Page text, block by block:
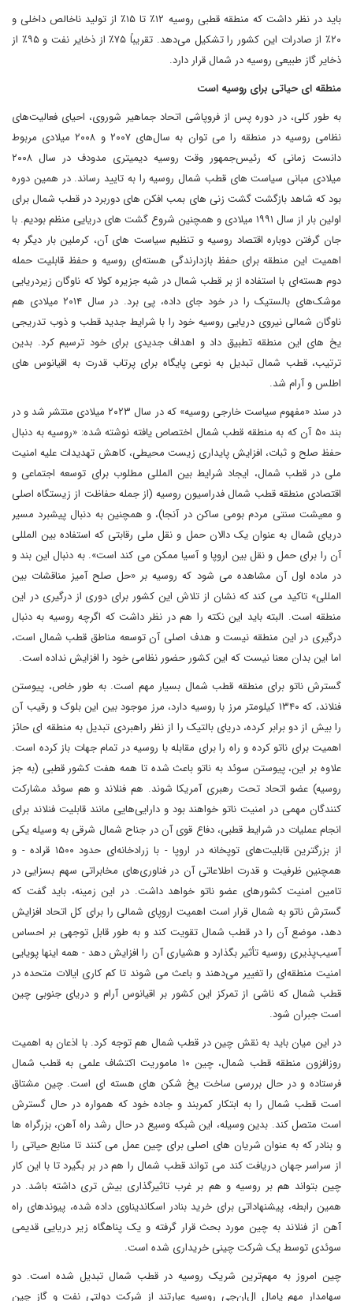
باید در نظر داشت که منطقه قطبی روسیه ۱۲٪ تا ۱۵٪ از تولید ناخالص داخلی و
۲۰٪ از صادرات این کشور را تشکیل می‌دهد. تقریباً ۷۵٪ از ذخایر نفت و ۹۵٪ از
ذخایر گاز طبیعی روسیه در شمال قرار دارد.
منطقه ای حیاتی برای روسیه است
به طور کلی، در دوره پس از فروپاشی اتحاد جماهیر شوروی، احیای فعالیت‌های
نظامی روسیه در منطقه را می توان به سال‌های ۲۰۰۷ و ۲۰۰۸ میلادی مربوط
دانست زمانی که رئیس‌جمهور وقت روسیه دیمیتری مدودف در سال ۲۰۰۸
میلادی مبانی سیاست های قطب شمال روسیه را به تایید رساند. در همین دوره
بود که شاهد بازگشت گشت زنی های بمب افکن های دوربرد در قطب شمال برای
اولین بار از سال ۱۹۹۱ میلادی و همچنین شروع گشت های دریایی منظم بودیم. با
جان گرفتن دوباره اقتصاد روسیه و تنظیم سیاست های آن، کرملین بار دیگر به
اهمیت این منطقه برای حفظ بازدارندگی هسته‌ای روسیه و حفظ قابلیت حمله
دوم هسته‌ای با استفاده از بر قطب شمال در شبه جزیره کولا که ناوگان زیردریایی
موشک‌های بالستیک را در خود جای داده، پی برد. در سال ۲۰۱۴ میلادی هم
ناوگان شمالی نیروی دریایی روسیه خود را با شرایط جدید قطب و ذوب تدریجی
یخ های این منطقه تطبیق داد و اهداف جدیدی برای خود ترسیم کرد. بدین
ترتیب، قطب شمال تبدیل به نوعی پایگاه برای پرتاب قدرت به اقیانوس های
اطلس و آرام شد.
در سند «مفهوم سیاست خارجی روسیه» که در سال ۲۰۲۳ میلادی منتشر شد و در
بند ۵۰ آن که به منطقه قطب شمال اختصاص یافته نوشته شده: «روسیه به دنبال
حفظ صلح و ثبات، افزایش پایداری زیست محیطی، کاهش تهدیدات علیه امنیت
ملی در قطب شمال، ایجاد شرایط بین المللی مطلوب برای توسعه اجتماعی و
اقتصادی منطقه قطب شمال فدراسیون روسیه (از جمله حفاظت از زیستگاه اصلی
و معیشت سنتی مردم بومی ساکن در آنجا)، و همچنین به دنبال پیشبرد مسیر
دریای شمال به عنوان یک دالان حمل و نقل ملی رقابتی که استفاده بین المللی
آن را برای حمل و نقل بین اروپا و آسیا ممکن می کند است». به دنبال این بند و
در ماده اول آن مشاهده می شود که روسیه بر «حل صلح آمیز مناقشات بین
المللی» تاکید می کند که نشان از تلاش این کشور برای دوری از درگیری در این
منطقه است. البته باید این نکته را هم در نظر داشت که اگرچه روسیه به دنبال
درگیری در این منطقه نیست و هدف اصلی آن توسعه مناطق قطب شمال است،
اما این بدان معنا نیست که این کشور حضور نظامی خود را افزایش نداده است.
گسترش ناتو برای منطقه قطب شمال بسیار مهم است. به طور خاص، پیوستن
فنلاند، که ۱۳۴۰ کیلومتر مرز با روسیه دارد، مرز موجود بین این بلوک و رقیب آن
را بیش از دو برابر کرده، دریای بالتیک را از نظر راهبردی تبدیل به منطقه ای حائز
اهمیت برای ناتو کرده و راه را برای مقابله با روسیه در تمام جهات باز کرده است.
علاوه بر این، پیوستن سوئد به ناتو باعث شده تا همه هفت کشور قطبی (به جز
روسیه) عضو اتحاد تحت رهبری آمریکا شوند. هم فنلاند و هم سوئد مشارکت
کنندگان مهمی در امنیت ناتو خواهند بود و دارایی‌هایی مانند قابلیت فنلاند برای
انجام عملیات در شرایط قطبی، دفاع قوی آن در جناح شمال شرقی به وسیله یکی
از بزرگترین قابلیت‌های توپخانه در اروپا - با زرادخانه‌ای حدود ۱۵۰۰ قراده - و
همچنین ظرفیت و قدرت اطلاعاتی آن در فناوری‌های مخابراتی سهم بسزایی در
تامین امنیت کشورهای عضو ناتو خواهد داشت. در این زمینه، باید گفت که
گسترش ناتو به شمال قرار است اهمیت اروپای شمالی را برای کل اتحاد افزایش
دهد، موضع آن را در قطب شمال تقویت کند و به طور قابل توجهی بر احساس
آسیب‌پذیری روسیه تأثیر بگذارد و هشیاری آن را افزایش دهد - همه اینها پویایی
امنیت منطقه‌ای را تغییر می‌دهند و باعث می شوند تا کم کاری ایالات متحده در
قطب شمال که ناشی از تمرکز این کشور بر اقیانوس آرام و دریای جنوبی چین
است جبران شود.
در این میان باید به نقش چین در قطب شمال هم توجه کرد. با اذعان به اهمیت
روزافزون منطقه قطب شمال، چین ۱۰ ماموریت اکتشاف علمی به قطب شمال
فرستاده و در حال بررسی ساخت یخ شکن های هسته ای است. چین مشتاق
است قطب شمال را به ابتکار کمربند و جاده خود که همواره در حال گسترش
است متصل کند. بدین وسیله، این شبکه وسیع در حال رشد راه آهن، بزرگراه ها
و بنادر که به عنوان شریان های اصلی برای چین عمل می کنند تا منابع حیاتی را
از سراسر جهان دریافت کند می تواند قطب شمال را هم در بر بگیرد تا با این کار
چین بتواند هم بر روسیه و هم بر غرب تاثیرگذاری بیش تری داشته باشد. در
همین رابطه، پیشنهاداتی برای خرید بنادر اسکاندیناوی داده شده، پیوندهای راه
آهن از فنلاند به چین مورد بحث قرار گرفته و یک پناهگاه زیر دریایی قدیمی
سوئدی توسط یک شرکت چینی خریداری شده است.
چین امروز به مهم‌ترین شریک روسیه در قطب شمال تبدیل شده است. دو
سهامدار مهم یامال ال‌ان‌جی روسیه عبارتند از شرکت دولتی نفت و گاز چین